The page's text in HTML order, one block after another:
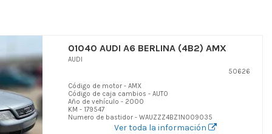
01040 AUDI A6 BERLINA (4B2) AMX
AUDI
50626
Código de motor - AMX
Código de caja cambios - AUTO
Año de vehículo - 2000
KM - 179547
Numero de bastidor - WAUZZZ4BZ1N009035
Ver toda la información